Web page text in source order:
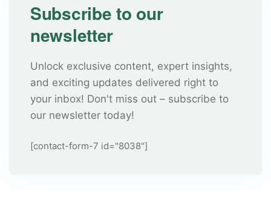
Subscribe to our
newsletter
Unlock exclusive content, expert insights,
and exciting updates delivered right to
your inbox! Don't miss out – subscribe to
our newsletter today!
[contact-form-7 id="8038"]